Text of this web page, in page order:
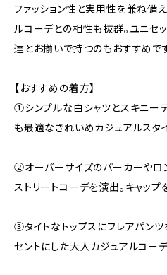
ファッション性と実用性を兼ね備
ルコーデとの相性も抜群。ユニセ
達とお揃いで持つのもおすすめです
【おすすめの着方】
①シンプルな白シャツとスキニー
も最適なきれいめカジュアルスタ
②オーバーサイズのパーカーやロ
ストリートコーデを演出。キャッ
③タイトなトップスにフレアパンツ
セントにした大人カジュアルコー